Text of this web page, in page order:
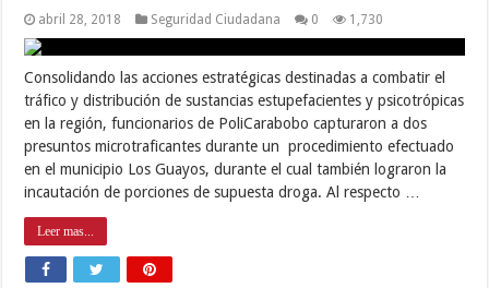
abril 28, 2018 Seguridad Ciudadana 0 1,730
Consolidando las acciones estratégicas destinadas a combatir el
tráfico y distribución de sustancias estupefacientes y psicotrópicas
en la región, funcionarios de PoliCarabobo capturaron a dos
presuntos microtraficantes durante un procedimiento efectuado
en el municipio Los Guayos, durante el cual también lograron la
incautación de porciones de supuesta droga. Al respecto …
Leer mas...